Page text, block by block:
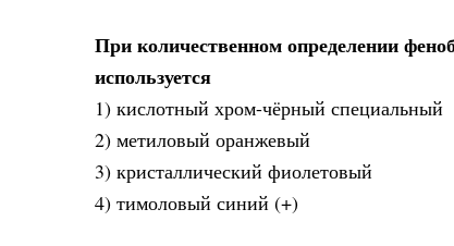
При количественном определении
используется
1) кислотный хром-чёрный специальный
2) метиловый оранжевый
3) кристаллический фиолетовый
4) тимоловый синий (+)